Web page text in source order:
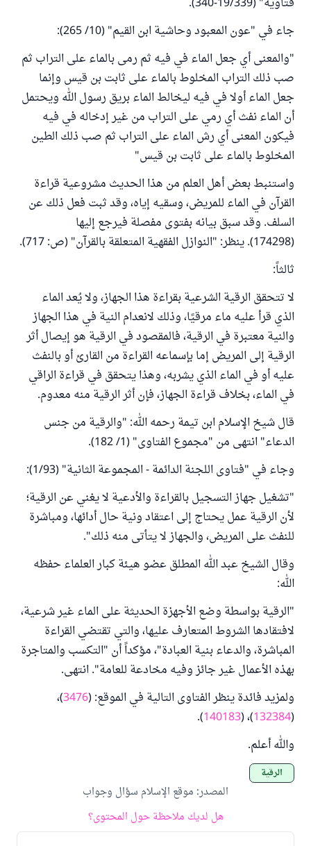
جاء في "عون المعبود وحاشية ابن القيم" (10/ 265):
"والمعنى أي جعل الماء في فيه ثم رمى بالماء على التراب ثم
صب ذلك التراب المخلوط بالماء على ثابت بن قيس وإنما
‌جعل ‌الماء ‌أولا ‌في ‌فيه ليخالط الماء بريق رسول الله ويحتمل
أن الماء نفث أي رمي على التراب من غير إدخاله في فيه
فيكون المعنى أي رش الماء على التراب ثم صب ذلك الطين
المخلوط بالماء على ثابت بن قيس"
واستنبط بعض أهل العلم من هذا الحديث مشروعية قراءة
القرآن في الماء للمريض، وسقيه إياه، وقد ثبت فعل ذلك عن
السلف. وقد سبق بيانه بفتوى مفصلة فيرجع إليها
(174298). ينظر: "النوازل الفقهية المتعلقة بالقرآن" (ص: 717).
ثالثاً:
لا تتحقق الرقية الشرعية بقراءة هذا الجهاز، ولا يُعد الماء
الذي قرأ عليه ماء مرقيًا، وذلك لانعدام النية في هذا الجهاز
والنية معتبرة في الرقية، فالمقصود في الرقية هو إيصال أثر
الرقية إلى المريض إما بإسماعه القراءة من القارئ أو بالنفث
عليه أو في الماء الذي يشربه، وهذا يتحقق في قراءة الراقي
في الماء، بخلاف قراءة الجهاز، فإن أثر الرقية منه معدوم.
قال شيخ الإسلام ابن تيمة رحمه الله: "‌والرقية ‌من ‌جنس
‌الدعاء" انتهى من "مجموع الفتاوى" (1/ 182).
وجاء في "فتاوى اللجنة الدائمة - المجموعة الثانية" (1/93):
"تشغيل جهاز التسجيل بالقراءة والأدعية لا يغني عن الرقية؛
لأن الرقية عمل يحتاج إلى اعتقاد ونية حال أدائها، ومباشرة
للنفث على المريض، والجهاز لا يتأتى منه ذلك".
وقال الشيخ عبد الله المطلق عضو هيئة كبار العلماء حفظه
الله:
"الرقية بواسطة وضع الأجهزة الحديثة على الماء غير شرعية،
لافتقادها الشروط المتعارف عليها، والتي تقتضي القراءة
المباشرة، والدعاء بنية العبادة"، مؤكداً أن "التكسب والمتاجرة
بهذه الأعمال غير جائز وفيه مخادعة للعامة". انتهى.
ولمزيد فائدة ينظر الفتاوى التالية في الموقع: (3476)،
(
132384)، (140183
).
والله أعلم.
الرقية
المصدر: موقع الإسلام سؤال وجواب
هل لديك ملاحظة حول المحتوى؟